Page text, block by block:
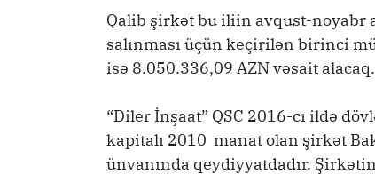
Qalib şirkət bu iliin avqust-noyabr
salınması üçün keçirilən birinci
isə 8.050.336,09 AZN vəsait alacaq.
“Diler İnşaat” QSC 2016-cı ildə
kapitalı 2010 manat olan şirkət
ünvanında qeydiyyatdadır.